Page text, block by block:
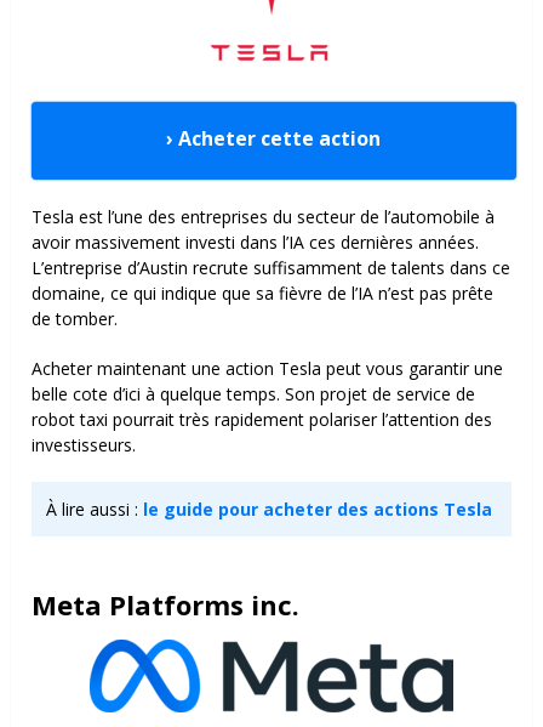
› Acheter cette action
Tesla est l’une des entreprises du secteur de l’automobile à
avoir massivement investi dans l’IA ces dernières années.
L’entreprise d’Austin recrute suffisamment de talents dans ce
domaine, ce qui indique que sa fièvre de l’IA n’est pas prête
de tomber.
Acheter maintenant une action Tesla peut vous garantir une
belle cote d’ici à quelque temps. Son projet de service de
robot taxi pourrait très rapidement polariser l’attention des
investisseurs.
À lire aussi : le guide pour acheter des actions Tesla
Meta Platforms inc.